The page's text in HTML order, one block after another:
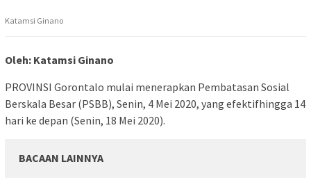
Katamsi Ginano
Oleh: Katamsi Ginano
PROVINSI Gorontalo mulai menerapkan Pembatasan Sosial
Berskala Besar (PSBB), Senin, 4 Mei 2020, yang efektifhingga 14
hari ke depan (Senin, 18 Mei 2020).
BACAAN LAINNYA